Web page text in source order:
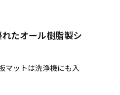
たオール樹脂製シ
マットは洗浄機にも入